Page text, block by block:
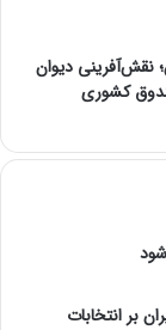
نقش‌آفرینی دیوان
کشوری
بر انتخابات